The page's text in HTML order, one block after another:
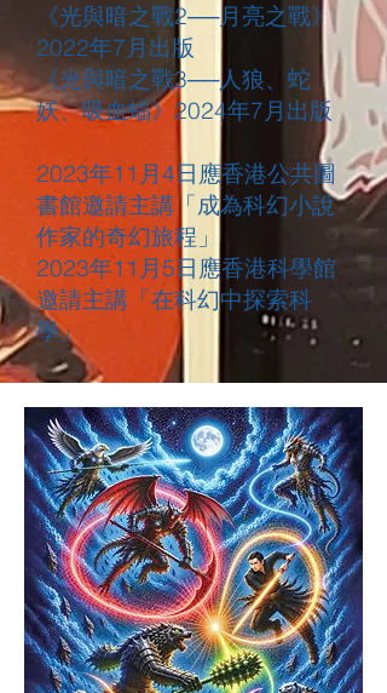
《光與暗之戰2──月亮之戰》
2022年7月出版
《光與暗之戰3──人狼、蛇
妖、吸血蝠》2024年7月出版
2023年11月4日應香港公共圖
書館邀請主講「成為科幻小說
作家的奇幻旅程」
2023年11月5日應香港科學館
邀請主講「在科幻中探索科
學」